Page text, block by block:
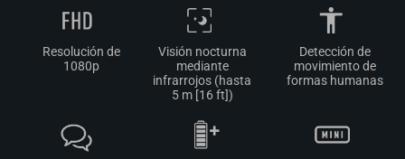
Resolución de
1080p
Visión nocturna
mediante
infrarrojos (hasta
5 m [16 ft])
Detección de
movimiento de
formas humanas